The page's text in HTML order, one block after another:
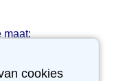
maat:
cookies